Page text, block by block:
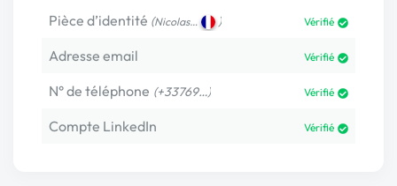
Pièce d’identité (Nicolas… ) Vérifié
Adresse email Vérifié
N° de téléphone (+33769…) Vérifié
Compte LinkedIn Vérifié